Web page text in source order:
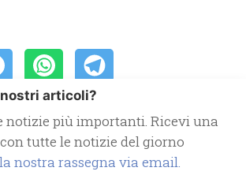
articoli?
notizie più importanti. Ricevi una
tutte le notizie del giorno
nostra rassegna via email.